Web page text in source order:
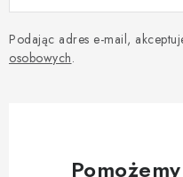
Podając adres e-mail,
osobowych.